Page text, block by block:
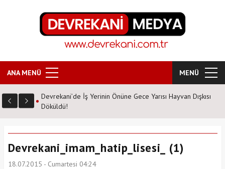
ANA MENÜ MENÜ
Devrekani’de İş Yerinin Önüne Gece Yarısı Hayvan Dışkısı
Döküldü!
Devrekani_imam_hatip_lisesi_ (1)
18.07.2015 - Cumartesi 04:24